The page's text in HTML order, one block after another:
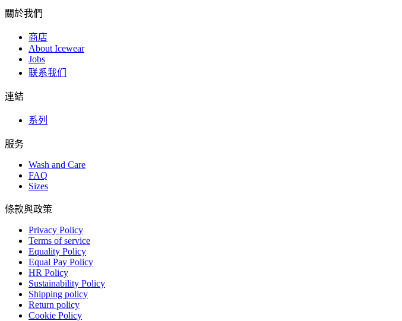
關於我們
商店
About Icewear
Jobs
联系我们
連結
系列
服务
Wash and Care
FAQ
Sizes
條款與政策
Privacy Policy
Terms of service
Equality Policy
Equal Pay Policy
HR Policy
Sustainability Policy
Shipping policy
Return policy
Cookie Policy